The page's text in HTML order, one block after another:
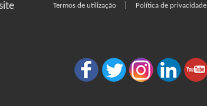
Termos de utilização Política de privacidade